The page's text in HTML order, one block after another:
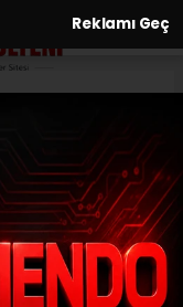
Reklamı Geç
sağlık
yaptılar
- 11:43